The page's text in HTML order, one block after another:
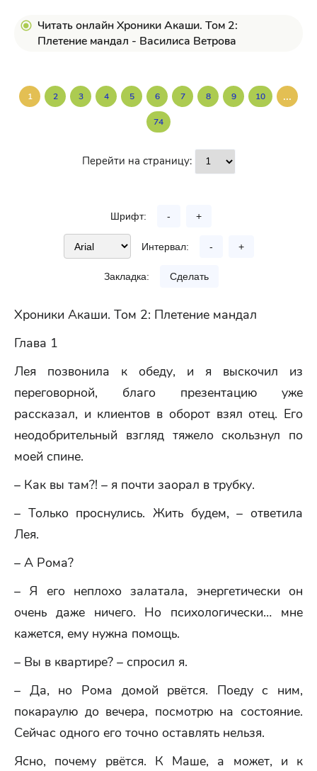
Читать онлайн Хроники Акаши. Том 2:
Плетение мандал - Василиса Ветрова
1 2 3 4 5 6 7 8 9 10 ...
74
Перейти на страницу:
Шрифт: - +
Интервал: - +
Закладка: Сделать
Хроники Акаши. Том 2: Плетение мандал
Глава 1
Лея позвонила к обеду, и я выскочил из
переговорной, благо презентацию уже
рассказал, и клиентов в оборот взял отец. Его
неодобрительный взгляд тяжело скользнул по
моей спине.
– Как вы там?! – я почти заорал в трубку.
– Только проснулись. Жить будем, – ответила
Лея.
– А Рома?
– Я его неплохо залатала, энергетически он
очень даже ничего. Но психологически… мне
кажется, ему нужна помощь.
– Вы в квартире? – спросил я.
– Да, но Рома домой рвётся. Поеду с ним,
покараулю до вечера, посмотрю на состояние.
Сейчас одного его точно оставлять нельзя.
Ясно, почему рвётся. К Маше, а может, и к